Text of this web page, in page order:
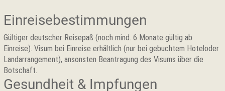
Einreisebestimmungen
Gültiger deutscher Reisepaß (noch mind. 6 Monate gültig ab
Einreise). Visum bei Einreise erhältlich (nur bei gebuchtem Hoteloder
Landarrangement), ansonsten Beantragung des Visums über die
Botschaft.
Gesundheit & Impfungen